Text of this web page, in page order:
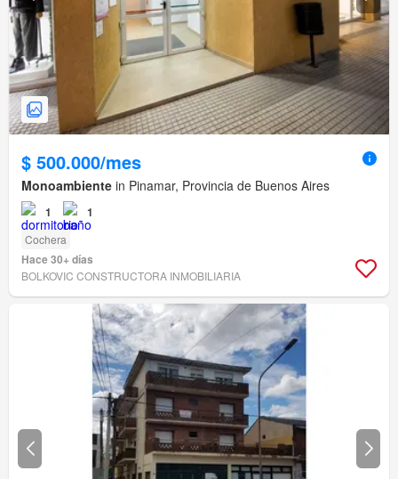
$ 500.000/mes
Monoambiente in Pinamar, Provincia de Buenos Aires
1 1
Cochera
Hace 30+ días
BOLKOVIC CONSTRUCTORA INMOBILIARIA